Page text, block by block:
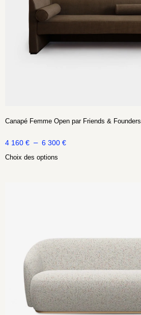
Canapé Femme Open par Friends & Founders
4 160 € – 6 300 €
Choix des options